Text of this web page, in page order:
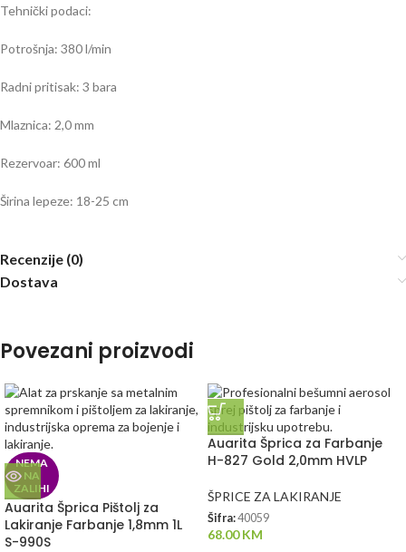
Tehnički podaci:
Potrošnja: 380 l/min
Radni pritisak: 3 bara
Mlaznica: 2,0 mm
Rezervoar: 600 ml
Širina lepeze: 18-25 cm
Recenzije (0)
Dostava
Povezani proizvodi
NEMA
NA
ZALIHI
Auarita Šprica Pištolj za
Lakiranje Farbanje 1,8mm 1L
S-990S
Auarita Šprica za Farbanje
H-827 Gold 2,0mm HVLP
ŠPRICE ZA LAKIRANJE
Šifra:40059
68.00KM